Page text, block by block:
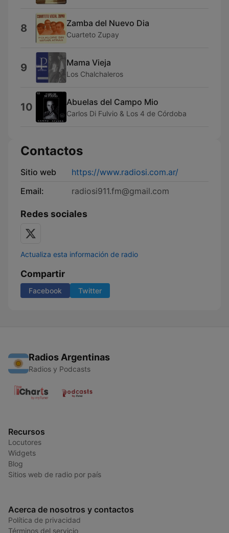
8 Zamba del Nuevo Dia
Cuarteto Zupay
9 Mama Vieja
Los Chalchaleros
10 Abuelas del Campo Mio
Carlos Di Fulvio & Los 4 de Córdoba
Contactos
Sitio web
https://www.radiosi.com.ar/
Email:
radiosi911.fm@gmail.com
Redes sociales
Actualiza esta información de radio
Compartir
Facebook Twitter
Radios Argentinas
Radios y Podcasts
Recursos
Locutores
Widgets
Blog
Sitios web de radio por país
Acerca de nosotros y contactos
Política de privacidad
Términos del servicio